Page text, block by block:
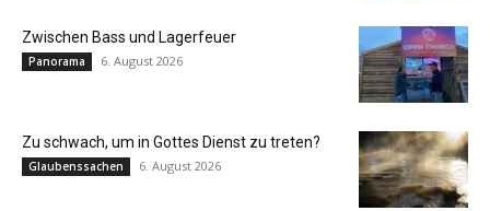
Zwischen Bass und Lagerfeuer
Panorama 6. August 2026
Zu schwach, um in Gottes Dienst zu treten?
Glaubenssachen 6. August 2026